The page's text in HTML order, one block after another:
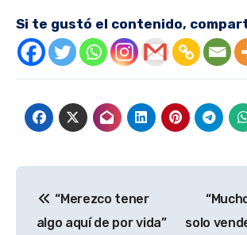
Si te gustó el contenido,
de
“Merezco tener
algo aquí de por vida”
solo